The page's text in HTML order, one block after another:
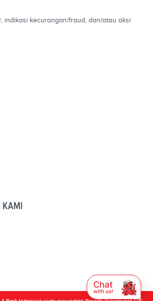
indikasi kecurangan/fraud, dan/atau aksi
KAMI